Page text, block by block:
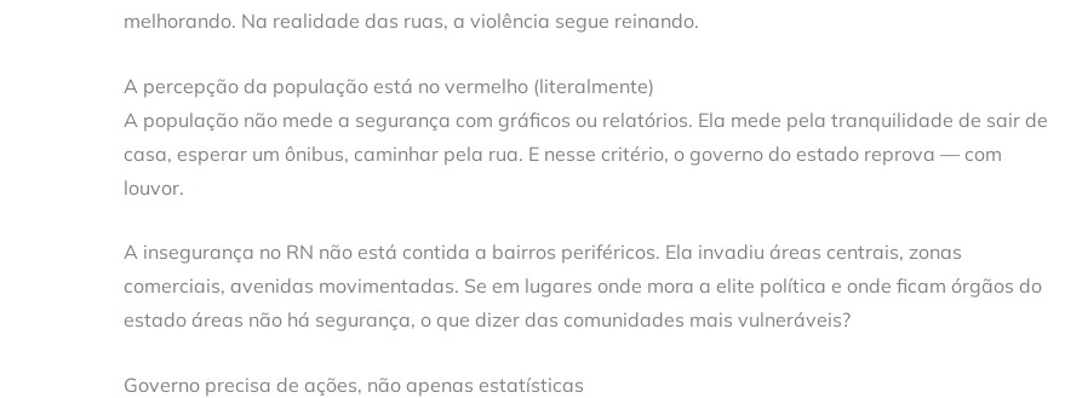
melhorando. Na realidade das ruas, a violência segue reinando.
A percepção da população está no vermelho (literalmente)
A população não mede a segurança com gráficos ou relatórios. Ela mede pela tranquilidade de sair de
casa, esperar um ônibus, caminhar pela rua. E nesse critério, o governo do estado reprova — com
louvor.
A insegurança no RN não está contida a bairros periféricos. Ela invadiu áreas centrais, zonas
comerciais, avenidas movimentadas. Se em lugares onde mora a elite política e onde ficam órgãos do
estado áreas não há segurança, o que dizer das comunidades mais vulneráveis?
Governo precisa de ações, não apenas estatísticas